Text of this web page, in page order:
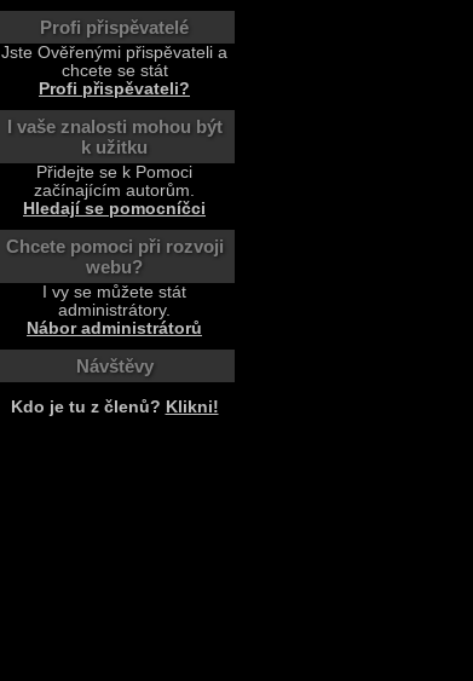
Profi přispěvatelé
Jste Ověřenými přispěvateli a
chcete se stát
Profi přispěvateli?
I vaše znalosti mohou být
k užitku
Přidejte se k Pomoci
začínajícím autorům.
Hledají se pomocníčci
Chcete pomoci při rozvoji
webu?
I vy se můžete stát
administrátory.
Nábor administrátorů
Návštěvy
Kdo je tu z členů? Klikni!